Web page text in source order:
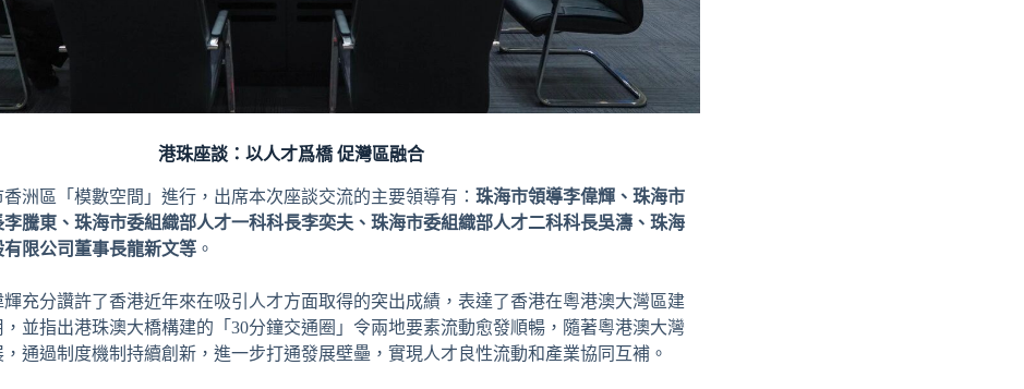
港珠座談：以人才爲橋 促灣區融合
洲區「模數空間」進行，出席本次座談交流的主要領導有： 珠海市領導李偉輝、珠海市
騰東、珠海市委組織部人才一科科長李奕夫、珠海市委組織部人才二科科長吳濤、珠海
限公司董事長龍新文等 。
充分讚許了香港近年來在吸引人才方面取得的突出成績，表達了香港在粵港澳大灣區建
並指出港珠澳大橋構建的「30分鐘交通圈」令兩地要素流動愈發順暢，隨著粵港澳大灣
通過制度機制持續創新，進一步打通發展壁壘，實現人才良性流動和產業協同互補。